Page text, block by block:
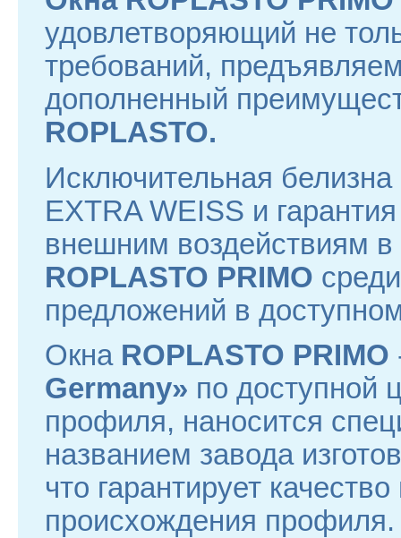
удовлетворяющий не
требований,
дополненный
ROPLASTO.
Исключительная
EXTRA WEISS и
внешним воздействиям
ROPLASTO PRIMO
предложений в
Окна ROPLASTO PRIMO
Germany» по доступной
профиля, наносится
названием завода
что гарантирует
происхождения профиля.